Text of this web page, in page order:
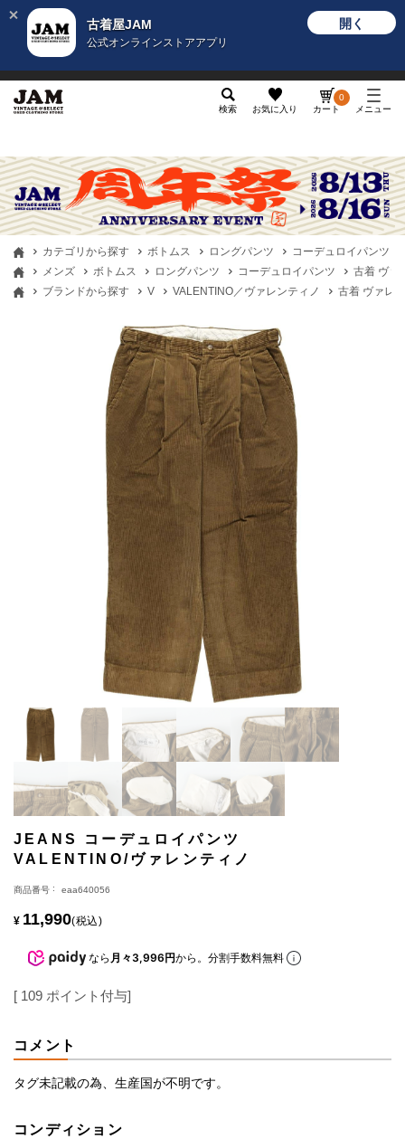
古着屋JAM
公式オンラインストアアプリ
開く
検索 お気に入り カート
0
メニュー
カテゴリから探す ボトムス ロングパンツ
コーデュロイパンツ
メンズ
ボトムス ロングパンツ コーデュロイパンツ
古着 ヴァ
ブランドから探す
V VALENTINO／ヴァレンティノ 古着 ヴァレ
JEANS コーデュロイパンツ
VALENTINO/ヴァレンティノ
商品番号 eaa640056
¥ 11,990 税込
なら 月々3,996円から。分割手数料無料
[ 109 ポイント付与]
コメント
タグ未記載の為、生産国が不明です。
コンディション